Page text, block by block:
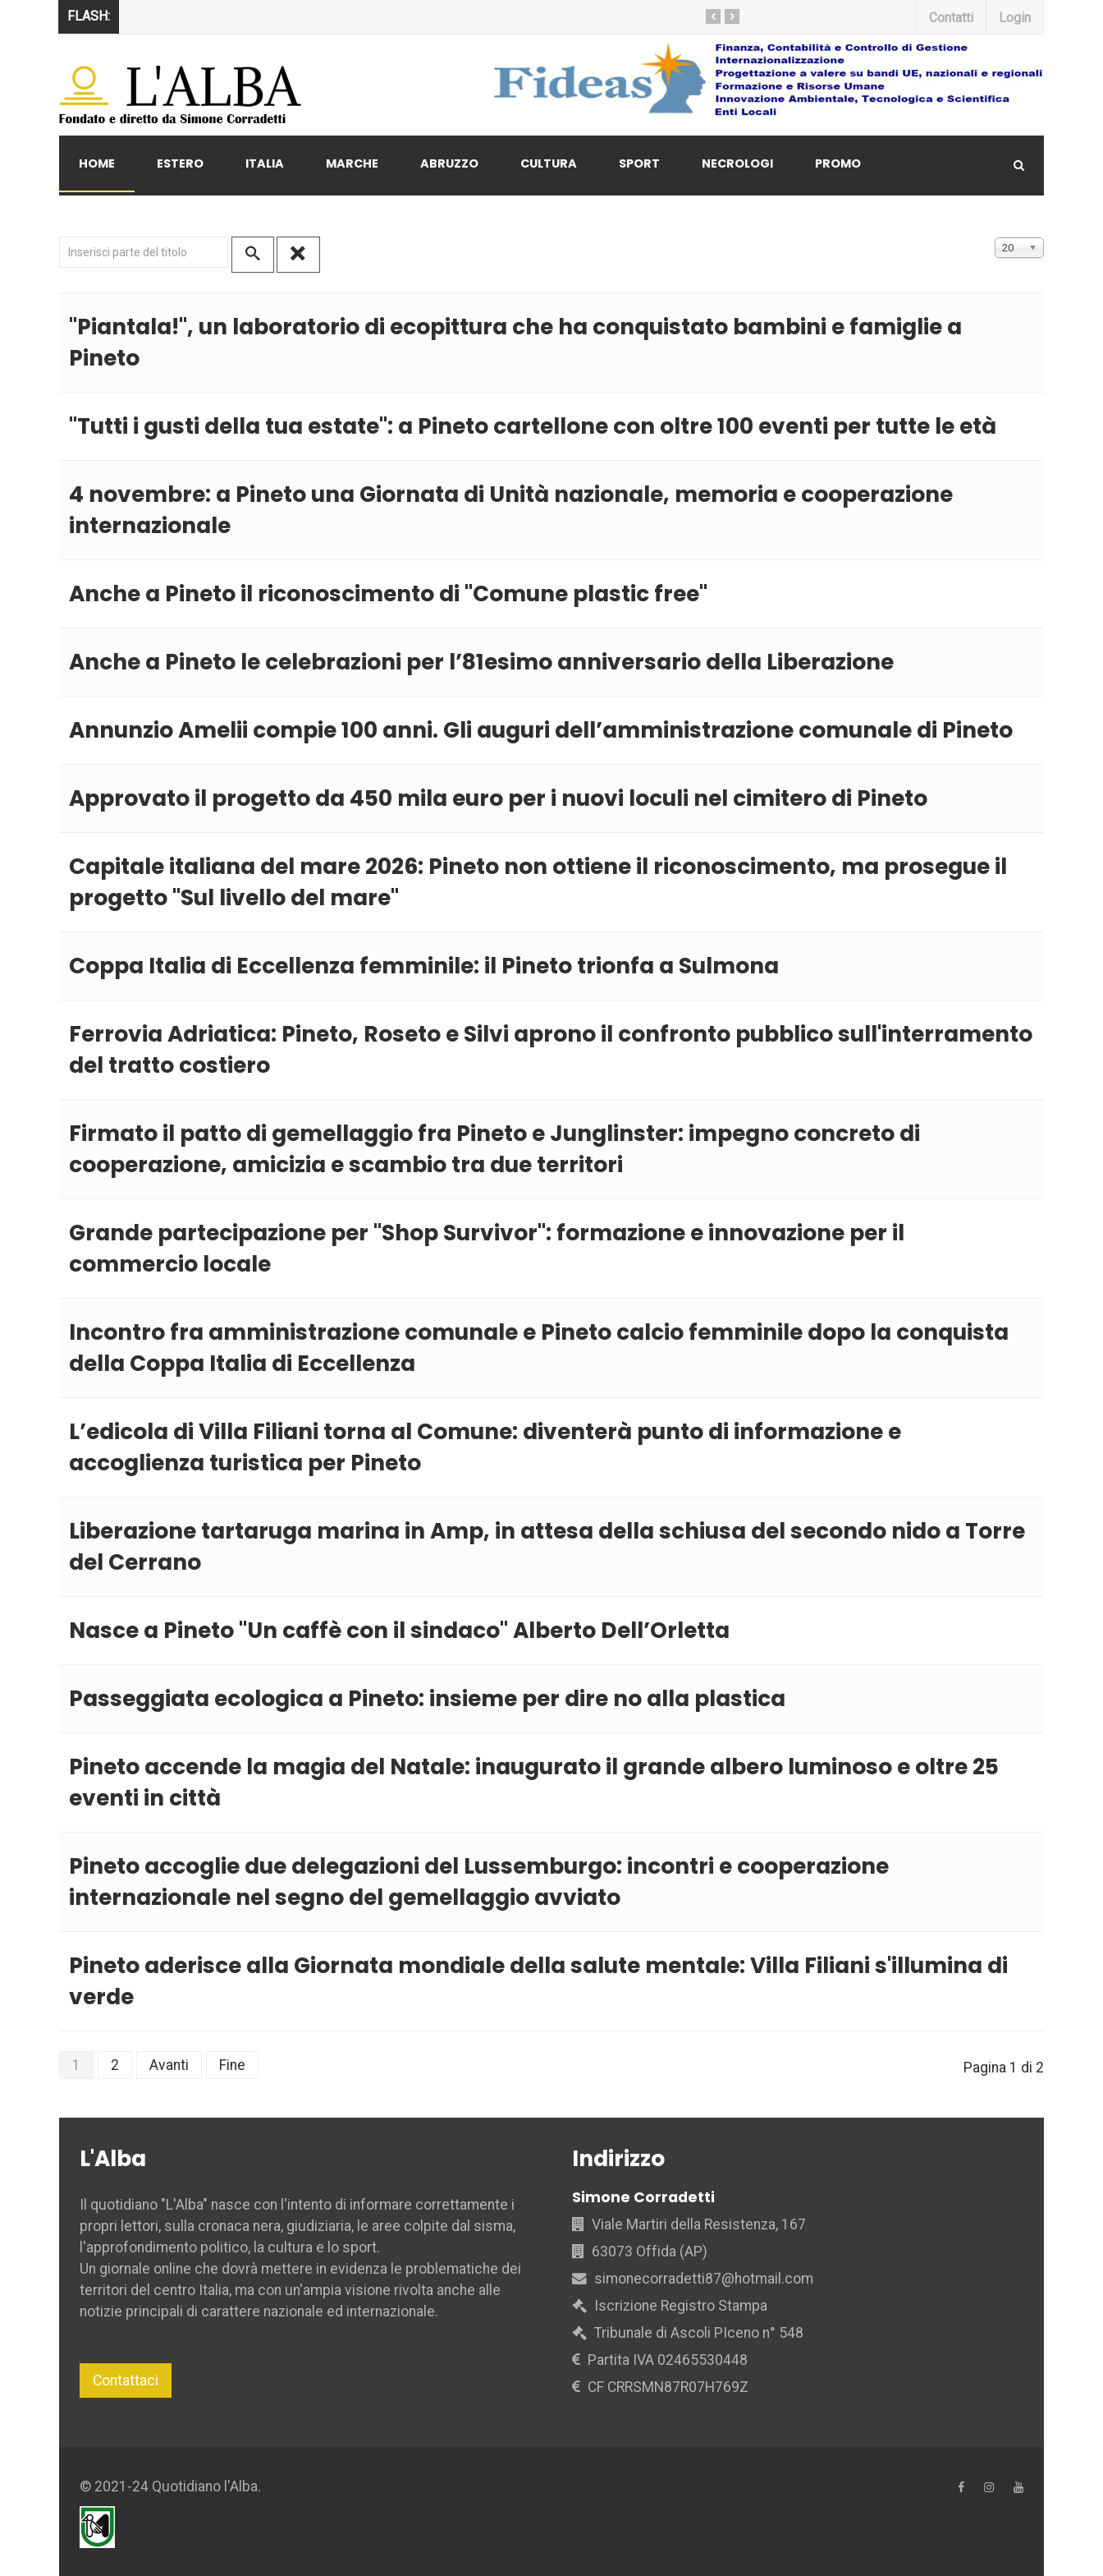
FLASH: ›
‹ Contatti Login
HOME ESTERO ITALIA MARCHE ABRUZZO CULTURA SPORT NECROLOGI PROMO
Inserisci parte del titolo Visualizza n.
20
''Piantala!'', un laboratorio di ecopittura che ha conquistato bambini e famiglie a
Pineto
''Tutti i gusti della tua estate'': a Pineto cartellone con oltre 100 eventi per tutte le età
4 novembre: a Pineto una Giornata di Unità nazionale, memoria e cooperazione
internazionale
Anche a Pineto il riconoscimento di ''Comune plastic free''
Anche a Pineto le celebrazioni per l’81esimo anniversario della Liberazione
Annunzio Amelii compie 100 anni. Gli auguri dell’amministrazione comunale di Pineto
Approvato il progetto da 450 mila euro per i nuovi loculi nel cimitero di Pineto
Capitale italiana del mare 2026: Pineto non ottiene il riconoscimento, ma prosegue il
progetto ''Sul livello del mare''
Coppa Italia di Eccellenza femminile: il Pineto trionfa a Sulmona
Ferrovia Adriatica: Pineto, Roseto e Silvi aprono il confronto pubblico sull'interramento
del tratto costiero
Firmato il patto di gemellaggio fra Pineto e Junglinster: impegno concreto di
cooperazione, amicizia e scambio tra due territori
Grande partecipazione per ''Shop Survivor'': formazione e innovazione per il
commercio locale
Incontro fra amministrazione comunale e Pineto calcio femminile dopo la conquista
della Coppa Italia di Eccellenza
L’edicola di Villa Filiani torna al Comune: diventerà punto di informazione e
accoglienza turistica per Pineto
Liberazione tartaruga marina in Amp, in attesa della schiusa del secondo nido a Torre
del Cerrano
Nasce a Pineto ''Un caffè con il sindaco'' Alberto Dell’Orletta
Passeggiata ecologica a Pineto: insieme per dire no alla plastica
Pineto accende la magia del Natale: inaugurato il grande albero luminoso e oltre 25
eventi in città
Pineto accoglie due delegazioni del Lussemburgo: incontri e cooperazione
internazionale nel segno del gemellaggio avviato
Pineto aderisce alla Giornata mondiale della salute mentale: Villa Filiani s'illumina di
verde
Pagina 1 di 2
1 2 Avanti Fine
L'Alba
Il quotidiano "L'Alba" nasce con l'intento di informare correttamente i
propri lettori, sulla cronaca nera, giudiziaria, le aree colpite dal sisma,
l'approfondimento politico, la cultura e lo sport.
Un giornale online che dovrà mettere in evidenza le problematiche dei
territori del centro Italia, ma con un'ampia visione rivolta anche alle
notizie principali di carattere nazionale ed internazionale.
Contattaci
Indirizzo
Simone Corradetti
Viale Martiri della Resistenza, 167
63073 Offida (AP)
simonecorradetti87@hotmail.com
Iscrizione Registro Stampa
Tribunale di Ascoli PIceno n° 548
Partita IVA 02465530448
CF CRRSMN87R07H769Z
© 2021-24 Quotidiano l'Alba.